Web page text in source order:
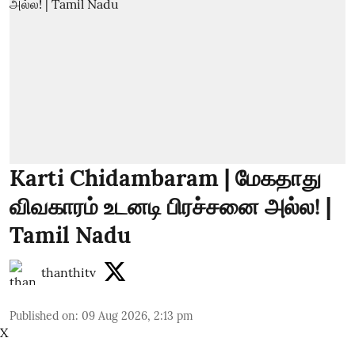
Karti Chidambaram | மேகதாது
விவகாரம் உடனடி பிரச்சனை அல்ல! |
Tamil Nadu
thanthitv
Published on: 09 Aug 2026, 2:13 pm
X